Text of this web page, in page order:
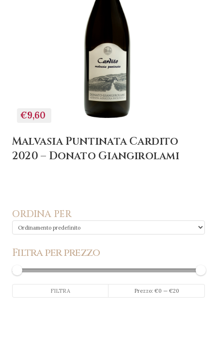
€9,60
Malvasia Puntinata Cardito
2020 – Donato Giangirolami
ORDINA PER
Filtra per prezzo
Min
Max
FILTRA Prezzo: €0 — €20